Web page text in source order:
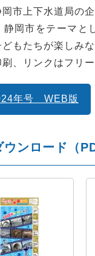
市上下水道局の
静岡市をテーマと
もたちが楽しみ
、リンクはフリ
年号 WEB版
ンロード（